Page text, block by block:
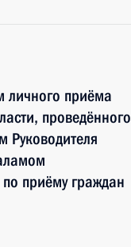
личного приёма
проведённого
Руководителя
приёму граждан